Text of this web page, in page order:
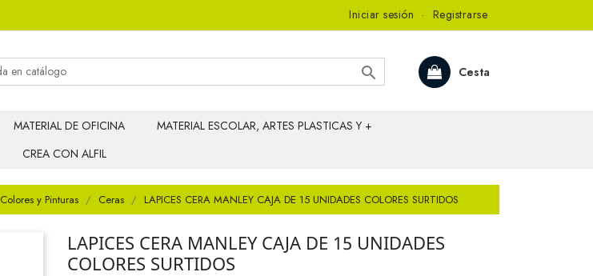
Iniciar sesión · Registrarse
Cesta

MATERIAL DE OFICINA
MATERIAL ESCOLAR, ARTES PLASTICAS Y +
CREA CON ALFIL
Colores y Pinturas Ceras LAPICES CERA MANLEY CAJA DE 15 UNIDADES COLORES SURTIDOS
LAPICES CERA MANLEY CAJA DE 15 UNIDADES
COLORES SURTIDOS